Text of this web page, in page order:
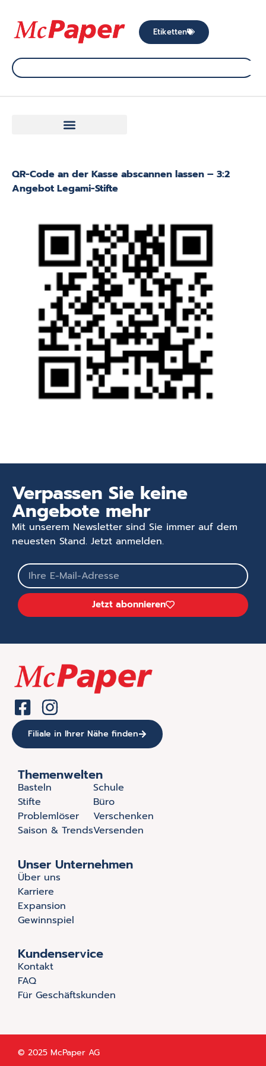
Etiketten
QR-Code an der Kasse abscannen lassen – 3:2
Angebot Legami-Stifte
Verpassen Sie keine
Angebote mehr
Mit unserem Newsletter sind Sie immer auf dem
neuesten Stand. Jetzt anmelden.
Jetzt abonnieren
Filiale in Ihrer Nähe finden
Themenwelten
Basteln
Stifte
Problemlöser
Saison & Trends
Schule
Büro
Verschenken
Versenden
Unser Unternehmen
Über uns
Karriere
Expansion
Gewinnspiel
Kundenservice
Kontakt
FAQ
Für Geschäftskunden
© 2025 McPaper AG